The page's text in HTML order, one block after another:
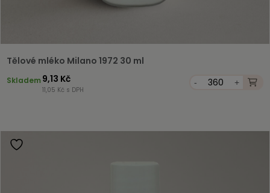
Tělové mléko Milano 1972 30 ml
Skladem9,13 Kč
11,05 Kč s DPH
- +